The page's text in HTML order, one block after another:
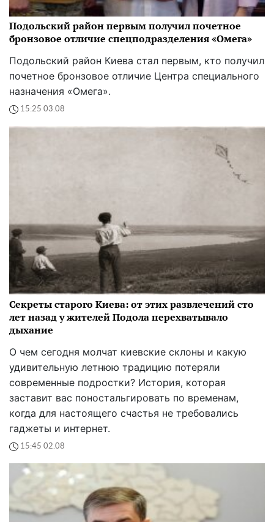
Подольский район первым получил почетное
бронзовое отличие спецподразделения «Омега»
Подольский район Киева стал первым, кто получил
почетное бронзовое отличие Центра специального
назначения «Омега».
15:25 03.08
Секреты старого Киева: от этих развлечений сто
лет назад у жителей Подола перехватывало
дыхание
О чем сегодня молчат киевские склоны и какую
удивительную летнюю традицию потеряли
современные подростки? История, которая
заставит вас поностальгировать по временам,
когда для настоящего счастья не требовались
гаджеты и интернет.
15:45 02.08